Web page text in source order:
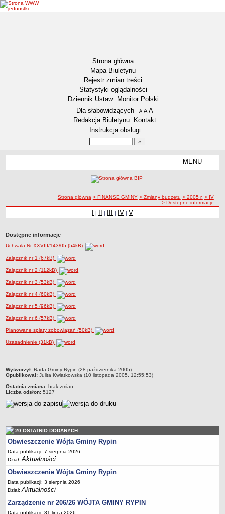
Strona główna
Mapa Biuletynu
Rejestr zmian treści
Statystyki oglądalności
Dziennik Ustaw
Monitor Polski
Menu dodatkowe
Dla słabowidzących A pomniejsz czcionkę
A standardowy rozmiar czcionki
A
Redakcja Biuletynu
Kontakt
Instrukcja obsługi
MENU
Status gminy
Lokalizacja
Dane statystyczne
Zadania publiczne
Związki i stowarzyszenia
Realizacja zadań publicznych
Rejestr zbiorów danych osobowych
Rejestr instytucji kultury
RODO Klauzule informacyjne
AKTUALNOŚCI I OGŁOSZENIA
Dane teleadresowe
Czas pracy urzędu
Nr konta bankowego, NIP, REGON
Pracownicy urzędu - urząd gminy
Kompetencje referatów
Regulamin organizacyjny
Regulamin naboru na wolne stanowiska urzędnicze
Ogłoszenia o naborze na wolne stanowiska urzędnicze
Lista kandydatów spełniających wymagania formalne w naborach na
wolne stanowiska urzędnicze
Wyniki naboru na wolne stanowiska urzędnicze
Petycje
ścieżka nawigacji
Strona główna > FINANSE GMINY > Zmiany budżetu > 2005 r. > IV
> Dostępne informacje
| | | IV | V
Dostępne informacje
Uchwała Nr XXVIII/143/05 (54kB)
Załącznik nr 1 (67kB)
Załącznik nr 2 (112kB)
Załącznik nr 3 (53kB)
Załącznik nr 4 (60kB)
Załącznik nr 5 (96kB)
Załącznik nr 6 (57kB)
Planowane spłaty zobowiązań (50kB)
Uzasadnienie (31kB)
metryczka
Wytworzył: Rada Gminy Rypin (28 października 2005)
Opublikował: Julita Kwiatkowska (10 listopada 2005, 12:55:53)
Ostatnia zmiana: brak zmian
Liczba odsłon: 5127
20 OSTATNIO DODANYCH
Obwieszczenie Wójta Gminy Rypin
Data publikacji: 7 sierpnia 2026
Dział:Aktualności
Obwieszczenie Wójta Gminy Rypin
Data publikacji: 3 sierpnia 2026
Dział:Aktualności
Zarządzenie nr 206/26 WÓJTA GMINY RYPIN
Data publikacji: 31 lipca 2026